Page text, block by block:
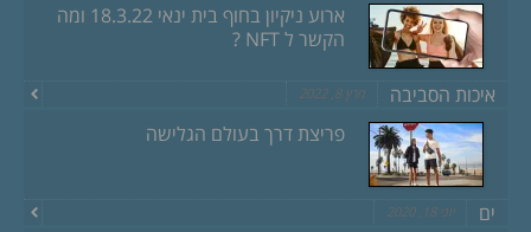
ארוע ניקיון בחוף בית ינאי 18.3.22 ומה
הקשר ל NFT ?
איכות הסביבה מרץ 8, 2022
פריצת דרך בעולם הגלישה
ים יוני 18, 2020